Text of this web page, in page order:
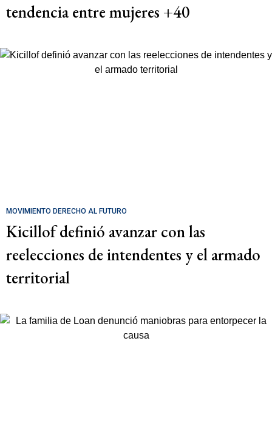
tendencia entre mujeres +40
MOVIMIENTO DERECHO AL FUTURO
Kicillof definió avanzar con las
reelecciones de intendentes y el armado
territorial